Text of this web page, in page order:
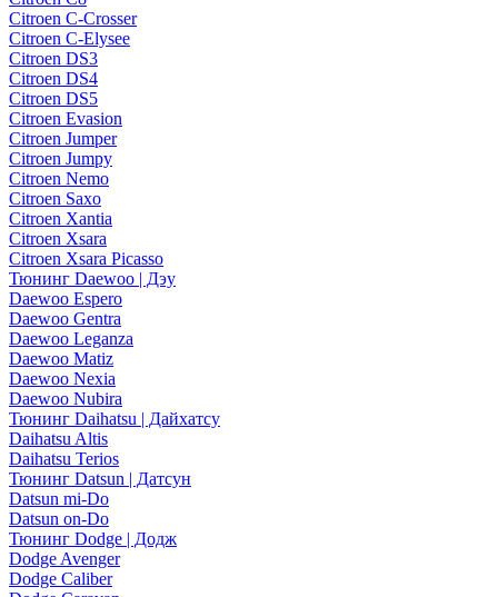
Citroen C-Crosser
Citroen C-Elysee
Citroen DS3
Citroen DS4
Citroen DS5
Citroen Evasion
Citroen Jumper
Citroen Jumpy
Citroen Nemo
Citroen Saxo
Citroen Xantia
Citroen Xsara
Citroen Xsara Picasso
Тюнинг Daewoo | Дэу
Daewoo Espero
Daewoo Gentra
Daewoo Leganza
Daewoo Matiz
Daewoo Nexia
Daewoo Nubira
Тюнинг Daihatsu | Дайхатсу
Daihatsu Altis
Daihatsu Terios
Тюнинг Datsun | Датсун
Datsun mi-Do
Datsun on-Do
Тюнинг Dodge | Додж
Dodge Avenger
Dodge Caliber